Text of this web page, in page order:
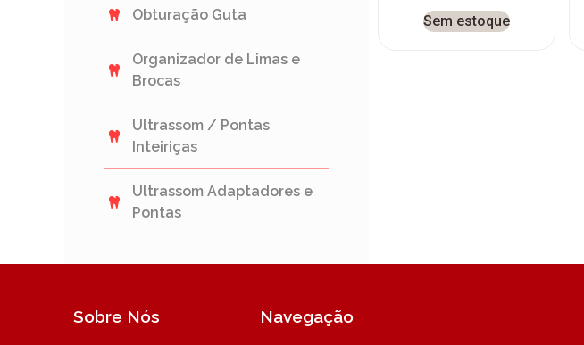
Obturação Guta
Organizador de Limas e
Brocas
Ultrassom / Pontas
Inteiriças
Ultrassom Adaptadores e
Pontas
Sem estoque
Sobre Nós Navegação